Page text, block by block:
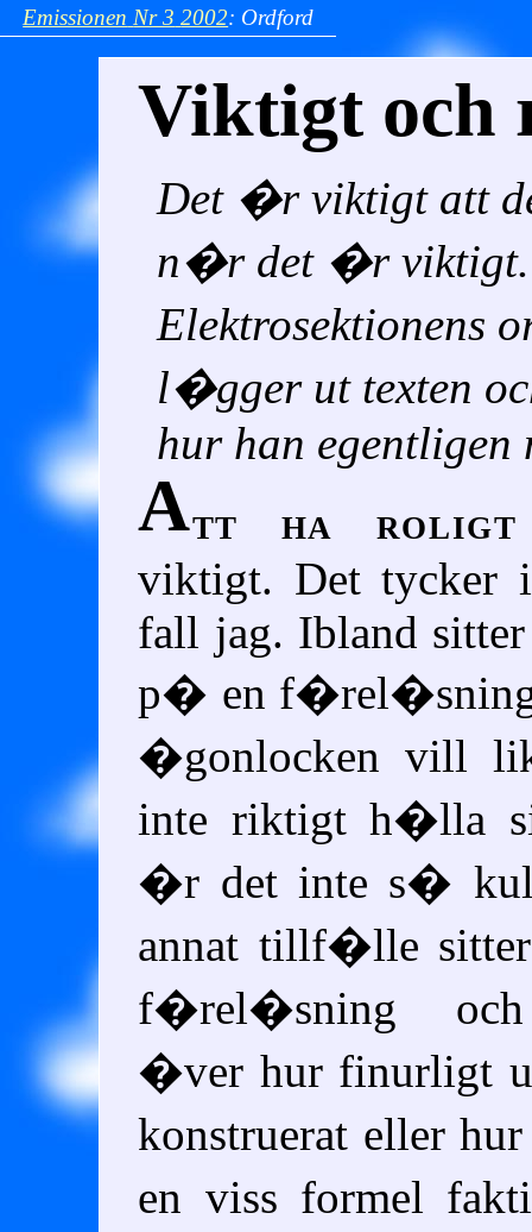
Emissionen Nr 3 2002: Ordford
Viktigt och
Det �r viktigt att
n�r det �r viktigt.
Elektrosektionens
l�gger ut texten
hur han egentligen
Att ha roligt
viktigt. Det tycker
fall jag. Ibland
p� en
�gonlocken vill
inte riktigt h�lla
�r det inte s�
annat tillf�lle
f�rel�sning
�ver hur finurligt
konstruerat eller
en viss formel